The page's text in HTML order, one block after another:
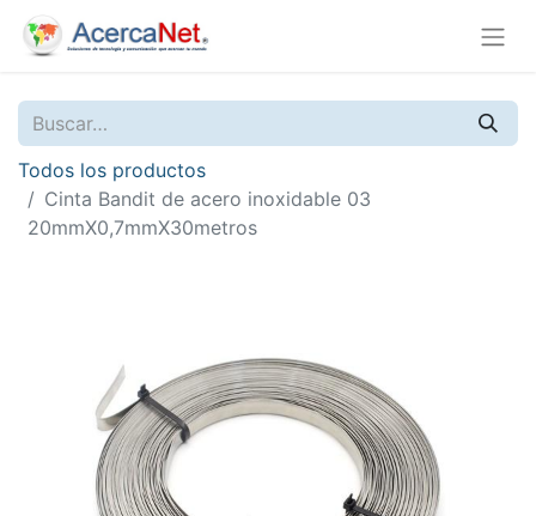
Todos los productos
Cinta Bandit de acero inoxidable 03
20mmX0,7mmX30metros